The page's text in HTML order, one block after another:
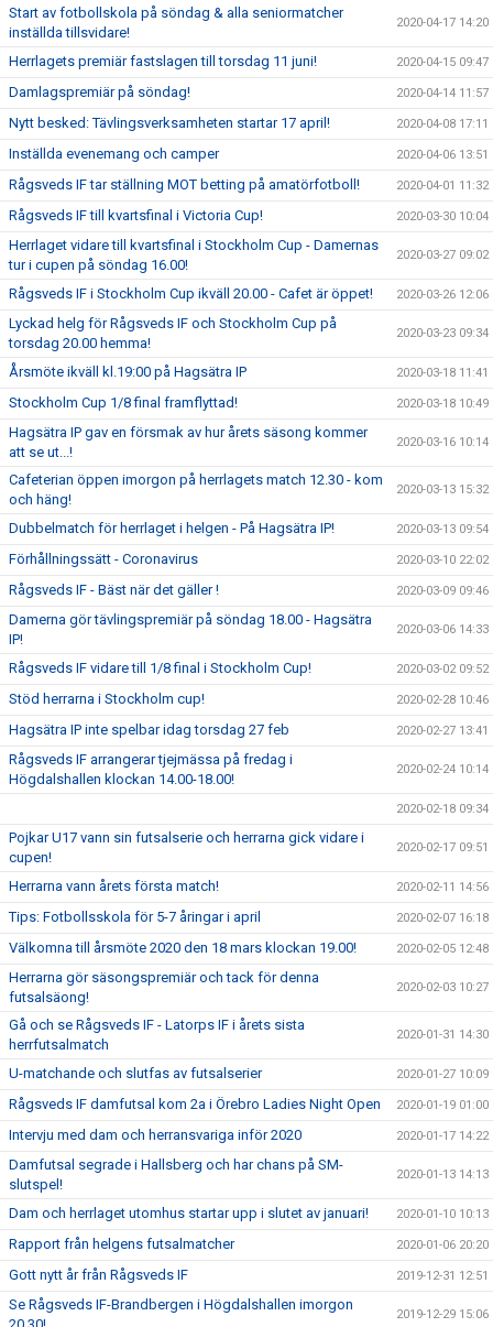
Start av fotbollskola på söndag & alla seniormatcher
inställda tillsvidare!
2020-04-17 14:20
Herrlagets premiär fastslagen till torsdag 11 juni! 2020-04-15 09:47
Damlagspremiär på söndag! 2020-04-14 11:57
Nytt besked: Tävlingsverksamheten startar 17 april! 2020-04-08 17:11
Inställda evenemang och camper 2020-04-06 13:51
Rågsveds IF tar ställning MOT betting på amatörfotboll! 2020-04-01 11:32
Rågsveds IF till kvartsfinal i Victoria Cup! 2020-03-30 10:04
Herrlaget vidare till kvartsfinal i Stockholm Cup - Damernas
tur i cupen på söndag 16.00!
2020-03-27 09:02
Rågsveds IF i Stockholm Cup ikväll 20.00 - Cafet är öppet! 2020-03-26 12:06
Lyckad helg för Rågsveds IF och Stockholm Cup på
torsdag 20.00 hemma!
2020-03-23 09:34
Årsmöte ikväll kl.19:00 på Hagsätra IP 2020-03-18 11:41
Stockholm Cup 1/8 final framflyttad! 2020-03-18 10:49
Hagsätra IP gav en försmak av hur årets säsong kommer
att se ut...!
2020-03-16 10:14
Cafeterian öppen imorgon på herrlagets match 12.30 - kom
och häng!
2020-03-13 15:32
Dubbelmatch för herrlaget i helgen - På Hagsätra IP! 2020-03-13 09:54
Förhållningssätt - Coronavirus 2020-03-10 22:02
Rågsveds IF - Bäst när det gäller ! 2020-03-09 09:46
Damerna gör tävlingspremiär på söndag 18.00 - Hagsätra
IP!
2020-03-06 14:33
Rågsveds IF vidare till 1/8 final i Stockholm Cup! 2020-03-02 09:52
Stöd herrarna i Stockholm cup! 2020-02-28 10:46
Hagsätra IP inte spelbar idag torsdag 27 feb 2020-02-27 13:41
Rågsveds IF arrangerar tjejmässa på fredag i
Högdalshallen klockan 14.00-18.00!
2020-02-24 10:14
2020-02-18 09:34
Pojkar U17 vann sin futsalserie och herrarna gick vidare i
cupen!
2020-02-17 09:51
Herrarna vann årets första match! 2020-02-11 14:56
Tips: Fotbollsskola för 5-7 åringar i april 2020-02-07 16:18
Välkomna till årsmöte 2020 den 18 mars klockan 19.00! 2020-02-05 12:48
Herrarna gör säsongspremiär och tack för denna
futsalsäong!
2020-02-03 10:27
Gå och se Rågsveds IF - Latorps IF i årets sista
herrfutsalmatch
2020-01-31 14:30
U-matchande och slutfas av futsalserier 2020-01-27 10:09
Rågsveds IF damfutsal kom 2a i Örebro Ladies Night Open 2020-01-19 01:00
Intervju med dam och herransvariga inför 2020 2020-01-17 14:22
Damfutsal segrade i Hallsberg och har chans på SM-
slutspel!
2020-01-13 14:13
Dam och herrlaget utomhus startar upp i slutet av januari! 2020-01-10 10:13
Rapport från helgens futsalmatcher 2020-01-06 20:20
Gott nytt år från Rågsveds IF 2019-12-31 12:51
Se Rågsveds IF-Brandbergen i Högdalshallen imorgon
2019-12-29 15:06